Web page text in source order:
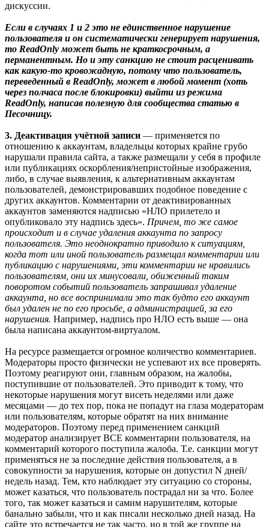
дискуссии.
Если в случаях 1 и 2 это не единственное нарушение
пользователя и он систематически генерирует нарушения,
то ReadOnly может быть не краткосрочным, а
перманентным. Но и эту санкцию не стоит расценивать
как какую-то кровожадную, потому что пользователь,
переведенный в ReadOnly, может в любой момент (хоть
через полчаса после блокировки) выйти из режима
ReadOnly, написав полезную для сообщества статью в
Песочницу.
3. Деактивация учётной записи — применяется по
отношению к аккаунтам, владельцы которых крайне грубо
нарушали правила сайта, а также размещали у себя в профиле
или публикациях оскорбления/непристойные изображения,
либо, в случае выявления, к альтернативным аккаунтам
пользователей, демонстрировавших подобное поведение с
других аккаунтов. Комментарии от деактивированных
аккаунтов заменяются надписью «НЛО прилетело и
опубликовало эту надпись здесь». Причем, то же самое
происходит и в случае удаления аккаунта по запросу
пользователя. Это неоднократно приводило к ситуациям,
когда тот или иной пользователь размещал комментарии или
публикацию с нарушениями, эти комментарии не нравились
пользователям, они их минусовали, обиженный таким
поворотом событий пользователь запрашивал удаление
аккаунта, но все воспринимали это так будто его аккаунт
был удален не по его просьбе, а администрацией, за его
нарушения. Например, надпись про НЛО есть выше — она
была написана аккаунтом-виртуалом.
На ресурсе размещается огромное количество комментариев.
Модераторы просто физически не успевают их все проверять.
Поэтому реагируют они, главным образом, на жалобы,
поступившие от пользователей. Это приводит к тому, что
некоторые нарушения могут висеть неделями или даже
месяцами — до тех пор, пока не попадут на глаза модераторам
или пользователям, которые обратят на них внимание
модераторов. Поэтому перед применением санкций
модератор анализирует ВСЕ комментарии пользователя, на
комментарий которого поступила жалоба. Т.е. санкции могут
применяться не за последние действия пользователя, а в
совокупности за нарушения, которые он допустил N дней/
недель назад. Тем, кто наблюдает эту ситуацию со стороны,
может казаться, что пользователь пострадал ни за что. Более
того, так может казаться и самим нарушителям, которые
банально забыли, что и как писали несколько дней назад. На
сайте это встречается не так часто, но в той же группе на